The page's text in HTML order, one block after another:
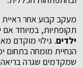
מעקב קבוע אחר ראיית
תקופתיות, במיוחד
ילדים. גילוי מוקדם
הנחיית מומחה בתחום
שמקדמים שגרה בריאה